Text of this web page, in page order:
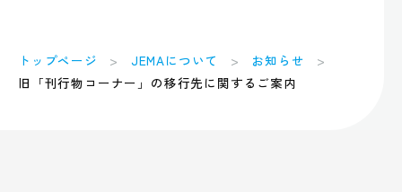
トップページ JEMAについて
お知らせ
旧「刊行物コーナー」の移行先に関するご案内